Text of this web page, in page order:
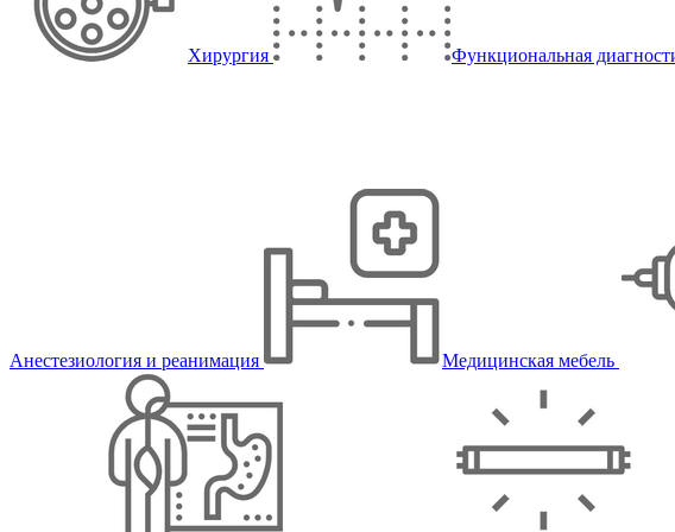
Хирургия Функциональная
Анестезиология и реанимация Медицинская мебель